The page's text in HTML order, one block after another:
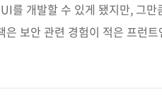
를 개발할 수 있게 됐지만, 그
은 보안 관련 경험이 적은 프런
취약성을 갖는 구조와 대책을 그